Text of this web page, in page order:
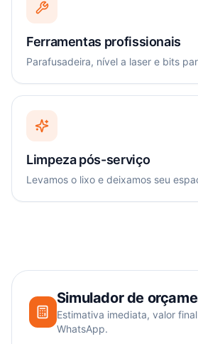
Ferramentas profissionais
Parafusadeira, nível a laser e bits
Limpeza pós-serviço
Levamos o lixo e deixamos seu
Simulador de
Estimativa imediata, valor
WhatsApp.